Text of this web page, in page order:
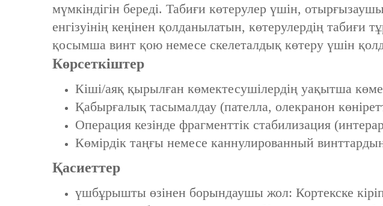
мүмкіндігін береді. Табиғи көтерулер үшін,
енгізуінің кеңінен қолданылатын, көтерулердің
қосымша винт қою немесе скелеталдық көтеру үшін
Көрсеткіштер
Кіші/аяқ қырылған көмектесушілердің уақытша
Қабырғалық тасымалдау (пателла, олекранон
Операция кезінде фрагменттік стабилизация
Көмірдік таңғы немесе каннулированный
Қасиеттер
үшбұрышты өзінен борындаушы жол: Кортекске